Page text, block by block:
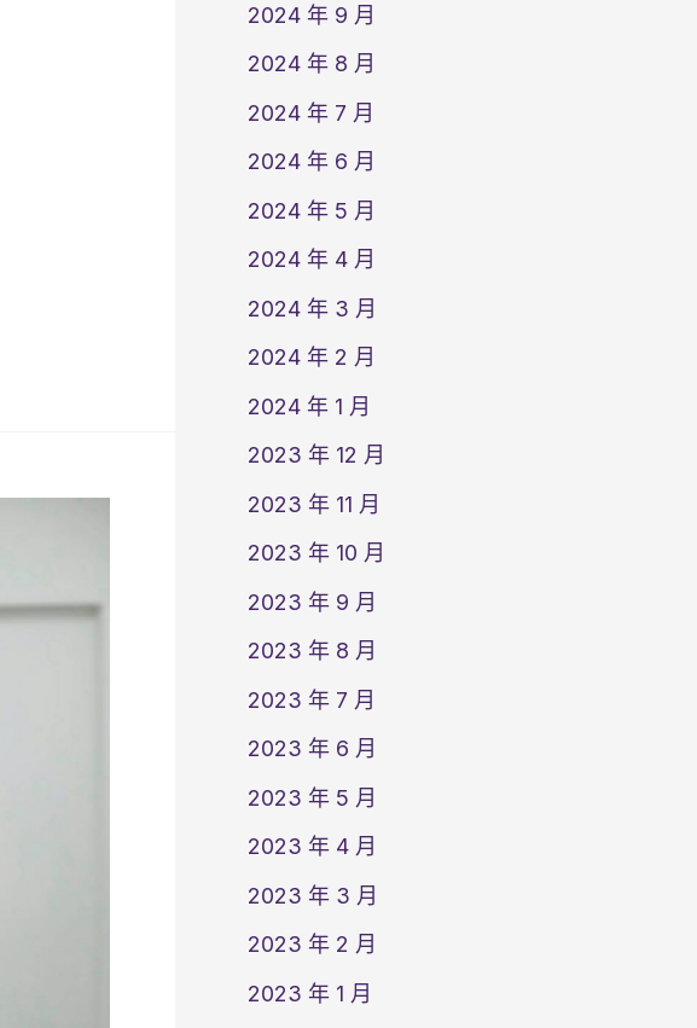
2024 年 9 月
2024 年 8 月
2024 年 7 月
2024 年 6 月
2024 年 5 月
2024 年 4 月
2024 年 3 月
2024 年 2 月
2024 年 1 月
2023 年 12 月
2023 年 11 月
2023 年 10 月
2023 年 9 月
2023 年 8 月
2023 年 7 月
2023 年 6 月
2023 年 5 月
2023 年 4 月
2023 年 3 月
2023 年 2 月
2023 年 1 月